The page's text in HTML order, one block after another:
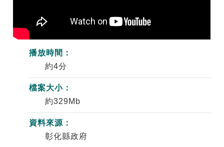
播放時間：
約4分
檔案大小：
約329Mb
資料來源：
彰化縣政府